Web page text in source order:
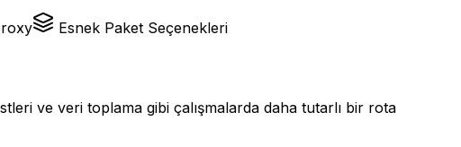
Esnek Paket Seçenekleri
ve veri toplama gibi çalışmalarda daha tutarlı bir rota